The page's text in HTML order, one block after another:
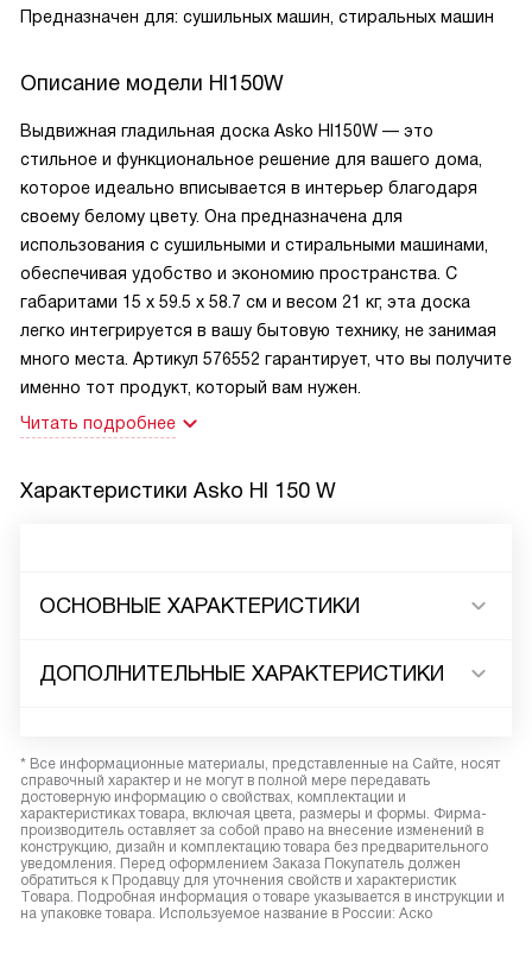
Предназначен для: сушильных машин, стиральных машин
Описание модели HI150W
Выдвижная гладильная доска Asko HI150W — это
стильное и функциональное решение для вашего дома,
которое идеально вписывается в интерьер благодаря
своему белому цвету. Она предназначена для
использования с сушильными и стиральными машинами,
обеспечивая удобство и экономию пространства. С
габаритами 15 х 59.5 х 58.7 см и весом 21 кг, эта доска
легко интегрируется в вашу бытовую технику, не занимая
много места. Артикул 576552 гарантирует, что вы получите
именно тот продукт, который вам нужен.
Читать подробнее
Характеристики Asko HI 150 W
ОСНОВНЫЕ ХАРАКТЕРИСТИКИ
ДОПОЛНИТЕЛЬНЫЕ ХАРАКТЕРИСТИКИ
* Все информационные материалы, представленные на Сайте, носят
справочный характер и не могут в полной мере передавать
достоверную информацию о свойствах, комплектации и
характеристиках товара, включая цвета, размеры и формы. Фирма-
производитель оставляет за собой право на внесение изменений в
конструкцию, дизайн и комплектацию товара без предварительного
уведомления. Перед оформлением Заказа Покупатель должен
обратиться к Продавцу для уточнения свойств и характеристик
Товара. Подробная информация о товаре указывается в инструкции и
на упаковке товара. Используемое название в России: Аско